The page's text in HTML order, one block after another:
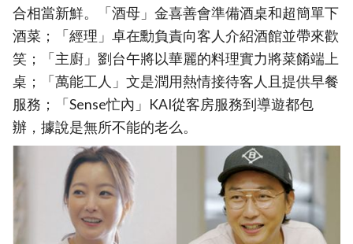
合相當新鮮。「酒母」金喜善會準備酒桌和超簡單下
酒菜；「經理」卓在勳負責向客人介紹酒館並帶來歡
笑；「主廚」劉台午將以華麗的料理實力將菜餚端上
桌；「萬能工人」文是潤用熱情接待客人且提供早餐
服務；「Sense忙內」KAI從客房服務到導遊都包
辦，據說是無所不能的老么。